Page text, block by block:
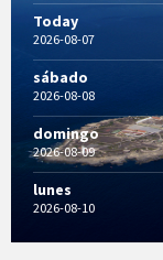
Today
2026-08-07
sábado
2026-08-08
domingo
2026-08-09
lunes
2026-08-10